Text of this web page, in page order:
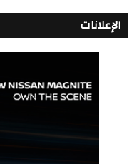
الإعلانات